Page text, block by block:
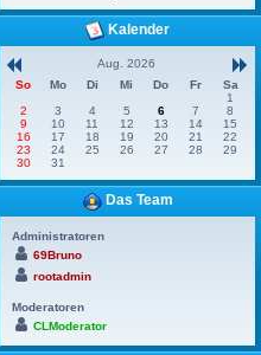
Kalender
Aug. 2026
So
Mo Di Mi Do Fr
Sa
1
2
3 4 5 6 7
8
9
10 11 12 13 14
15
16
17 18 19 20 21
22
23
24 25 26 27 28
29
30
31
Das Team
Administratoren
69Bruno
rootadmin
Moderatoren
CLModerator